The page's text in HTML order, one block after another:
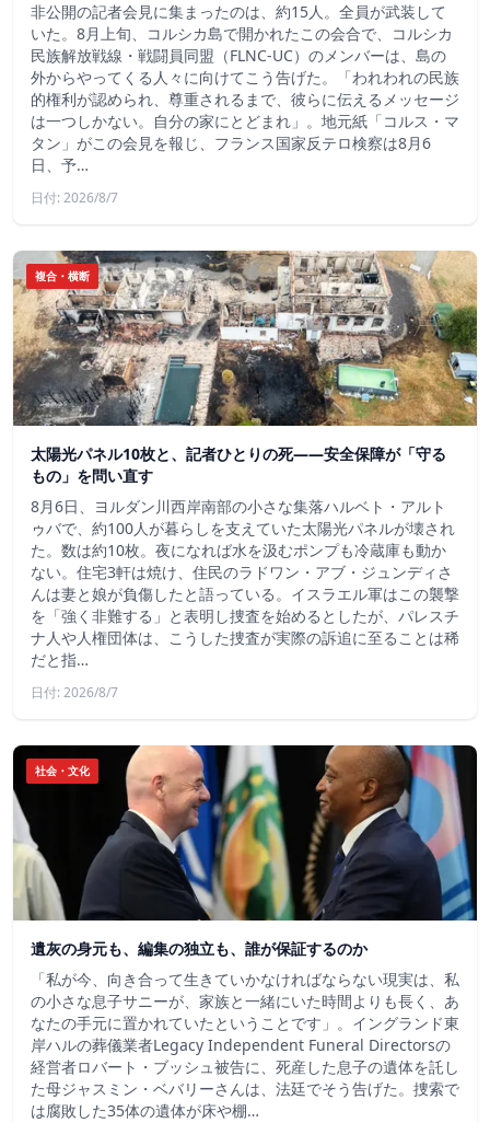
非公開の記者会見に集まったのは、約15人。全員が武装して
いた。8月上旬、コルシカ島で開かれたこの会合で、コルシカ
民族解放戦線・戦闘員同盟（FLNC-UC）のメンバーは、島の
外からやってくる人々に向けてこう告げた。「われわれの民族
的権利が認められ、尊重されるまで、彼らに伝えるメッセージ
は一つしかない。自分の家にとどまれ」。地元紙「コルス・マ
タン」がこの会見を報じ、フランス国家反テロ検察は8月6
日、予…
日付: 2026/8/7
複合・横断
太陽光パネル10枚と、記者ひとりの死——安全保障が「守る
もの」を問い直す
8月6日、ヨルダン川西岸南部の小さな集落ハルベト・アルト
ゥバで、約100人が暮らしを支えていた太陽光パネルが壊され
た。数は約10枚。夜になれば水を汲むポンプも冷蔵庫も動か
ない。住宅3軒は焼け、住民のラドワン・アブ・ジュンディさ
んは妻と娘が負傷したと語っている。イスラエル軍はこの襲撃
を「強く非難する」と表明し捜査を始めるとしたが、パレスチ
ナ人や人権団体は、こうした捜査が実際の訴追に至ることは稀
だと指…
日付: 2026/8/7
社会・文化
遺灰の身元も、編集の独立も、誰が保証するのか
「私が今、向き合って生きていかなければならない現実は、私
の小さな息子サニーが、家族と一緒にいた時間よりも長く、あ
なたの手元に置かれていたということです」。イングランド東
岸ハルの葬儀業者Legacy Independent Funeral Directorsの
経営者ロバート・ブッシュ被告に、死産した息子の遺体を託し
た母ジャスミン・ベバリーさんは、法廷でそう告げた。捜索で
は腐敗した35体の遺体が床や棚…